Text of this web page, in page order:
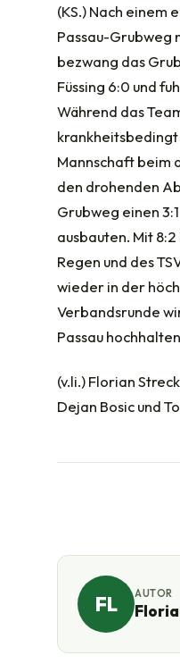
(KS.) Nach einem
Passau-Grubweg
bezwang das
Füssing 6:0 und
Während das
Mannschaft beim
den drohenden
Grubweg einen
ausbauten. Mit
Regen und des
wieder in der
Verbandsrunde
Passau
(v.li.) Florian
Dejan Bosic und
FL AUTOR